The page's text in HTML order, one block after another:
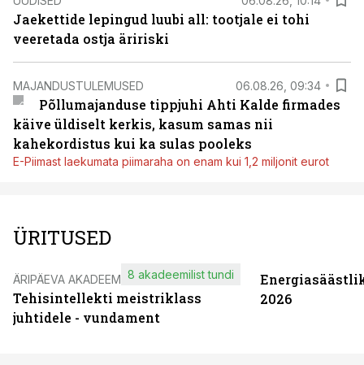
Jaekettide lepingud luubi all: tootjale ei tohi
veeretada ostja äririski
MAJANDUSTULEMUSED 06.08.26, 09:34
Põllumajanduse tippjuhi Ahti Kalde firmades
käive üldiselt kerkis, kasum samas nii
kahekordistus kui ka sulas pooleks
E-Piimast laekumata piimaraha on enam kui 1,2 miljonit eurot
ÜRITUSED
ÄRIPÄEVA AKADEEMIA
Tehisintellekti meistriklass
juhtidele - vundament
8 akadeemilist tundi
2026